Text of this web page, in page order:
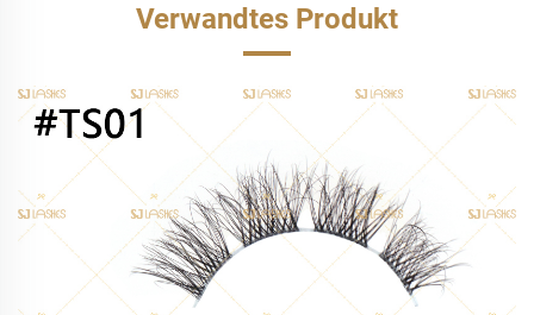
Verwandtes Produkt